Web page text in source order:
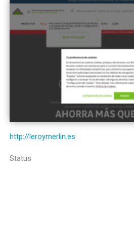
http://leroymerlin.es
Status